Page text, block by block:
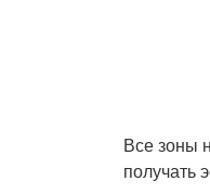
Все зоны
получать